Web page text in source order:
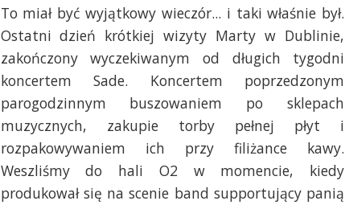
To miał być wyjątkowy wieczór... i taki właśnie był.
Ostatni dzień krótkiej wizyty Marty w Dublinie,
zakończony wyczekiwanym od długich tygodni
koncertem Sade. Koncertem poprzedzonym
parogodzinnym buszowaniem po sklepach
muzycznych, zakupie torby pełnej płyt i
rozpakowywaniem ich przy filiżance kawy.
Weszliśmy do hali O2 w momencie, kiedy
produkował się na scenie band supportujący panią